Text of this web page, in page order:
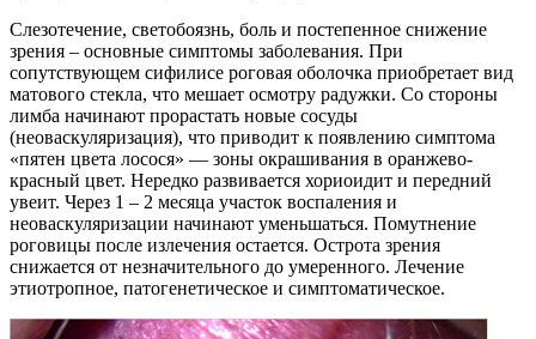
Слезотечение, светобоязнь, боль и постепенное снижение
зрения – основные симптомы заболевания. При
сопутствующем сифилисе роговая оболочка приобретает вид
матового стекла, что мешает осмотру радужки. Со стороны
лимба начинают прорастать новые сосуды
(неоваскуляризация), что приводит к появлению симптома
«пятен цвета лосося» — зоны окрашивания в оранжево-
красный цвет. Нередко развивается хориоидит и передний
увеит. Через 1 – 2 месяца участок воспаления и
неоваскуляризации начинают уменьшаться. Помутнение
роговицы после излечения остается. Острота зрения
снижается от незначительного до умеренного. Лечение
этиотропное, патогенетическое и симптоматическое.